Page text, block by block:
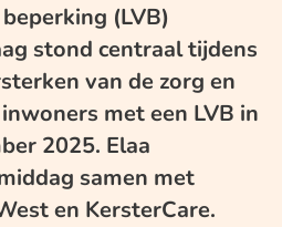
(LVB)
stond centraal tijdens
van de zorg en
met een LVB in
2025. Elaa
samen met
en KersterCare.